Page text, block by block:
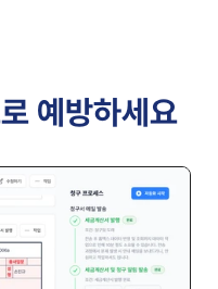
예방하세요